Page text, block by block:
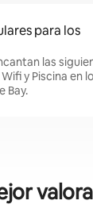
para los
las
y Piscina en
Bay.